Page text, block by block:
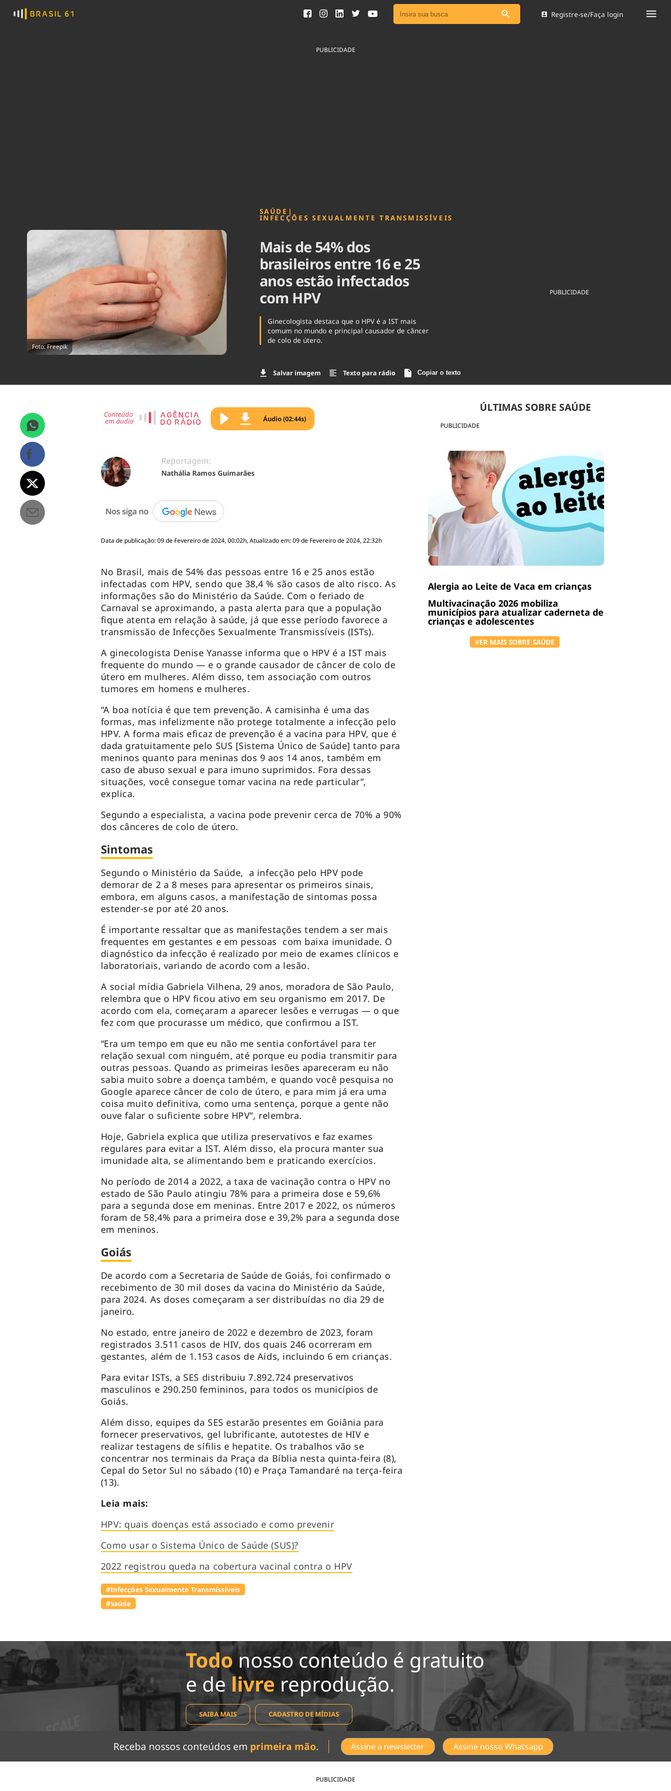
Ver todas as notícias
Ciência & Tecnologia
Registre-se/Faça login
PUBLICIDADE
Foto: Freepik
SAÚDE |
INFECÇÕES SEXUALMENTE TRANSMISSÍVEIS
Mais de 54% dos
brasileiros entre 16 e 25
anos estão infectados
com HPV
Ginecologista destaca que o HPV é a IST mais
comum no mundo e principal causador de câncer
de colo de útero.
Salvar imagem Texto para rádio Copiar o texto
PUBLICIDADE
PUBLICIDADE
ÚLTIMAS SOBRE SAÚDE
Alergia ao Leite de Vaca em crianças
Multivacinação 2026 mobiliza
municípios para atualizar caderneta de
crianças e adolescentes
VER MAIS SOBRE SAÚDE
Áudio (02:44s)
Reportagem:
Nathália Ramos Guimarães
Data de publicação: 09 de Fevereiro de 2024, 00:02h, Atualizado em: 09 de Fevereiro de 2024, 22:32h
No Brasil, mais de 54% das pessoas entre 16 e 25 anos estão
infectadas com HPV, sendo que 38,4 % são casos de alto risco. As
informações são do Ministério da Saúde. Com o feriado de
Carnaval se aproximando, a pasta alerta para que a população
fique atenta em relação à saúde, já que esse período favorece a
transmissão de Infecções Sexualmente Transmissíveis (ISTs).
A ginecologista Denise Yanasse informa que o HPV é a IST mais
frequente do mundo — e o grande causador de câncer de colo de
útero em mulheres. Além disso, tem associação com outros
tumores em homens e mulheres.
“A boa notícia é que tem prevenção. A camisinha é uma das
formas, mas infelizmente não protege totalmente a infecção pelo
HPV. A forma mais eficaz de prevenção é a vacina para HPV, que é
dada gratuitamente pelo SUS [Sistema Único de Saúde] tanto para
meninos quanto para meninas dos 9 aos 14 anos, também em
caso de abuso sexual e para imuno suprimidos. Fora dessas
situações, você consegue tomar vacina na rede particular”,
explica.
Segundo a especialista, a vacina pode prevenir cerca de 70% a 90%
dos cânceres de colo de útero.
Sintomas
Segundo o Ministério da Saúde, a infecção pelo HPV pode
demorar de 2 a 8 meses para apresentar os primeiros sinais,
embora, em alguns casos, a manifestação de sintomas possa
estender-se por até 20 anos.
É importante ressaltar que as manifestações tendem a ser mais
frequentes em gestantes e em pessoas com baixa imunidade. O
diagnóstico da infecção é realizado por meio de exames clínicos e
laboratoriais, variando de acordo com a lesão.
A social mídia Gabriela Vilhena, 29 anos, moradora de São Paulo,
relembra que o HPV ficou ativo em seu organismo em 2017. De
acordo com ela, começaram a aparecer lesões e verrugas — o que
fez com que procurasse um médico, que confirmou a IST.
“Era um tempo em que eu não me sentia confortável para ter
relação sexual com ninguém, até porque eu podia transmitir para
outras pessoas. Quando as primeiras lesões apareceram eu não
sabia muito sobre a doença também, e quando você pesquisa no
Google aparece câncer de colo de útero, e para mim já era uma
coisa muito definitiva, como uma sentença, porque a gente não
ouve falar o suficiente sobre HPV”, relembra.
Hoje, Gabriela explica que utiliza preservativos e faz exames
regulares para evitar a IST. Além disso, ela procura manter sua
imunidade alta, se alimentando bem e praticando exercícios.
No período de 2014 a 2022, a taxa de vacinação contra o HPV no
estado de São Paulo atingiu 78% para a primeira dose e 59,6%
para a segunda dose em meninas. Entre 2017 e 2022, os números
foram de 58,4% para a primeira dose e 39,2% para a segunda dose
em meninos.
Goiás
De acordo com a Secretaria de Saúde de Goiás, foi confirmado o
recebimento de 30 mil doses da vacina do Ministério da Saúde,
para 2024. As doses começaram a ser distribuídas no dia 29 de
janeiro.
No estado, entre janeiro de 2022 e dezembro de 2023, foram
registrados 3.511 casos de HIV, dos quais 246 ocorreram em
gestantes, além de 1.153 casos de Aids, incluindo 6 em crianças.
Para evitar ISTs, a SES distribuiu 7.892.724 preservativos
masculinos e 290.250 femininos, para todos os municípios de
Goiás.
Além disso, equipes da SES estarão presentes em Goiânia para
fornecer preservativos, gel lubrificante, autotestes de HIV e
realizar testagens de sífilis e hepatite. Os trabalhos vão se
concentrar nos terminais da Praça da Bíblia nesta quinta-feira (8),
Cepal do Setor Sul no sábado (10) e Praça Tamandaré na terça-feira
(13).
Leia mais:
HPV: quais doenças está associado e como prevenir
Como usar o Sistema Único de Saúde (SUS)?
2022 registrou queda na cobertura vacinal contra o HPV
#Infecções Sexualmente Transmissíveis
#Saúde
Todonosso conteúdo é gratuito
e de livre reprodução.
SAIBA MAIS CADASTRO DE MÍDIAS
Receba nossos conteúdos em primeira mão. Assine a newsletter Assine nosso Whatsapp
PUBLICIDADE